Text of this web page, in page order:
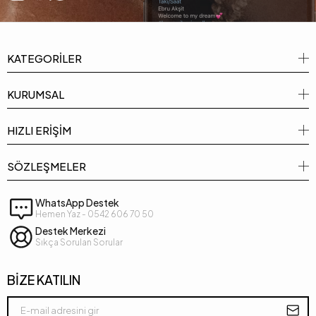
KATEGORİLER
KURUMSAL
HIZLI ERİŞİM
SÖZLEŞMELER
WhatsApp Destek
Hemen Yaz - 0542 606 70 50
Destek Merkezi
Sıkça Sorulan Sorular
BİZE KATILIN